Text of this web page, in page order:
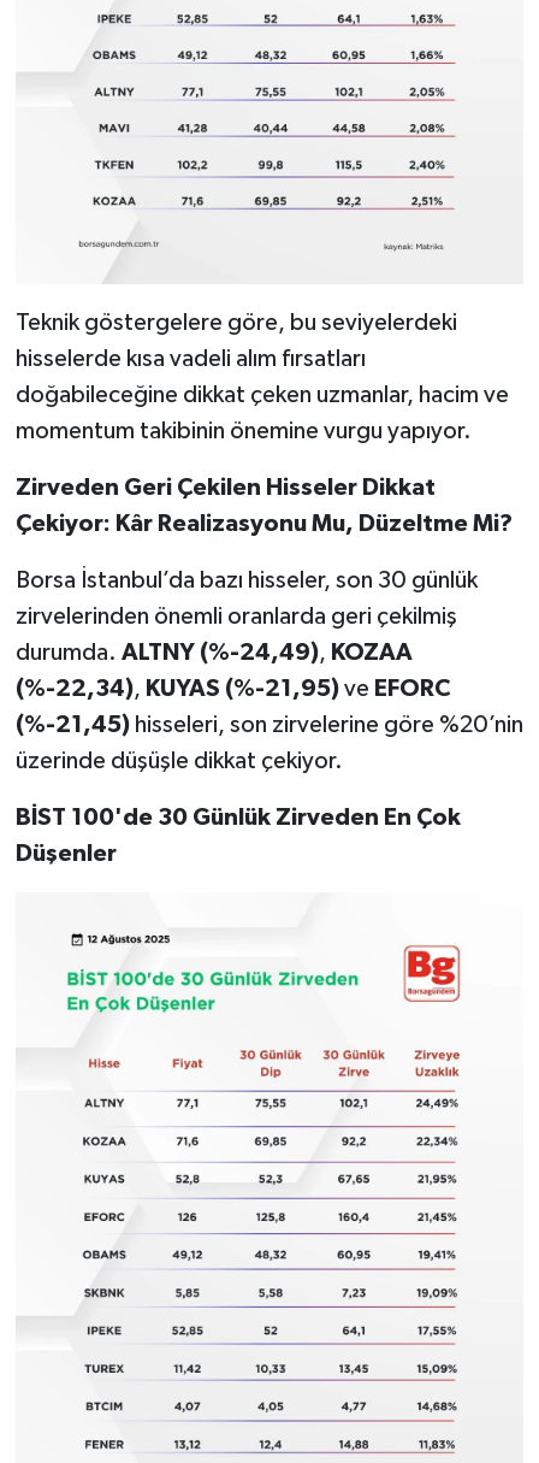
Teknik göstergelere göre, bu seviyelerdeki
hisselerde kısa vadeli alım fırsatları
doğabileceğine dikkat çeken uzmanlar, hacim ve
momentum takibinin önemine vurgu yapıyor.
Zirveden Geri Çekilen Hisseler Dikkat
Çekiyor: Kâr Realizasyonu Mu, Düzeltme Mi?
Borsa İstanbul’da bazı hisseler, son 30 günlük
zirvelerinden önemli oranlarda geri çekilmiş
durumda. ALTNY (%-24,49), KOZAA
(%-22,34), KUYAS (%-21,95)ve EFORC
(%-21,45)hisseleri, son zirvelerine göre %20’nin
üzerinde düşüşle dikkat çekiyor.
BİST 100'de 30 Günlük Zirveden En Çok
Düşenler